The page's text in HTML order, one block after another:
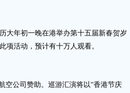
年初一晚在港举办第十五届新春贺岁
项活动，预计有十万人观看。
公司赞助。巡游汇演将以“香港节庆